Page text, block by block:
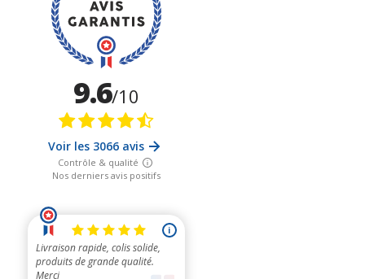
solutions à ces perturbations électromagnétiques
principales de l'habitat y seront toutes décrites. Vous
apprendrez commentadopter les bonnes pratiques
critères choisir certaines solutions, et
minimiser votre exposition électromagnétique au
quotidiende manière simple, ludique et vivante, grâce à des
vidéos tournées avec des appareils de mesure grand public
disponible sur ce siteGeotellurique.fr
environnement électromagnétique ?
Vous souhaitez devenirspécialiste du diagnostic
électromagnétique (conseiller en environnement